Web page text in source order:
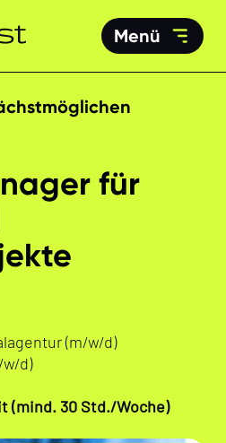
Menü
für
(m/w/d)
d)
(mind. 30 Std./Woche)